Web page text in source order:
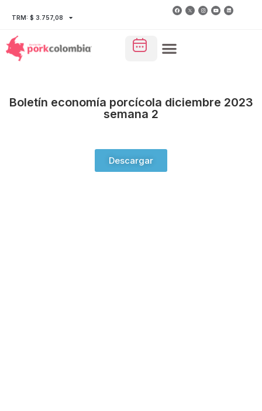
TRM: $ 3.757,08
Boletín economía porcícola diciembre 2023
semana 2
Descargar